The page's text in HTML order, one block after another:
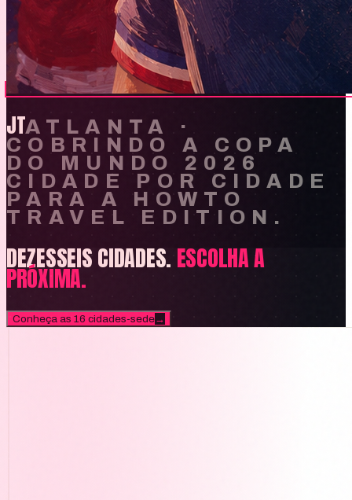
JTATLANTA
·
COBRINDO A COPA
DO MUNDO 2026
CIDADE POR CIDADE
PARA A HOWTO
TRAVEL EDITION.
DEZESSEIS CIDADES. ESCOLHA A
PRÓXIMA.
Conheça as 16 cidades-sede→